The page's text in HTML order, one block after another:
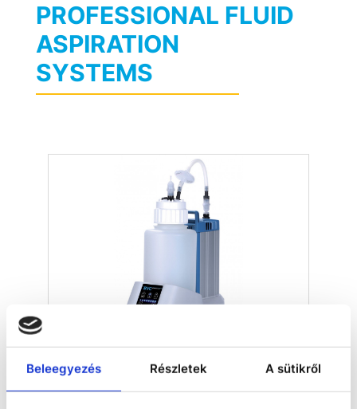
Beleegyezés Részletek A sütikről
PROFESSIONAL FLUID
ASPIRATION
SYSTEMS
Vacuubrand BVC professional fluid